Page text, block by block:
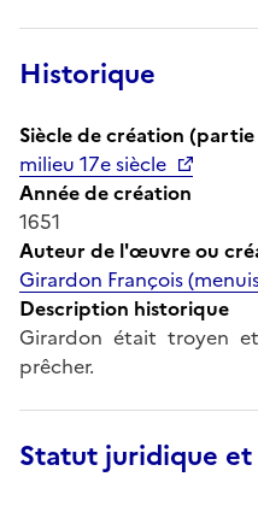
Historique
Siècle de création
milieu 17e siècle
Année de création
1651
Auteur de l'œuvre ou
Girardon François
Description historique
Girardon était troyen
prêcher.
Statut juridique